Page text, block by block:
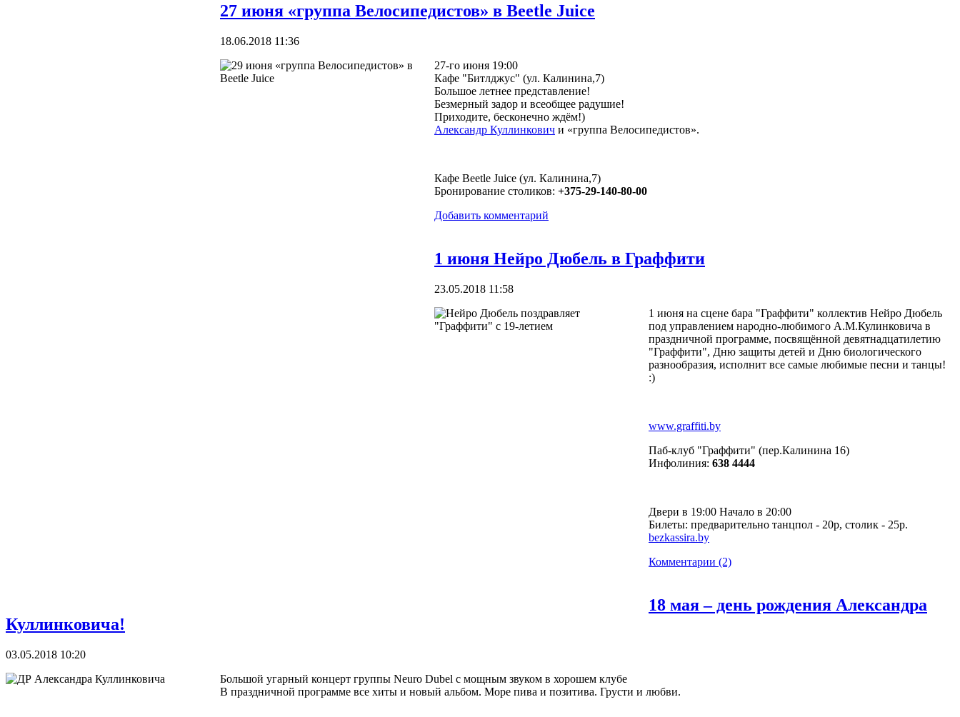
27 июня «группа Велосипедистов» в Beetle Juice
18.06.2018 11:36
27-го июня 19:00
Кафе "Битлджус" (ул. Калинина,7)
Большое летнее представление!
Безмерный задор и всеобщее радушие!
Приходите, бесконечно ждём!)
Александр Куллинкович и «группа Велосипедистов».
Кафе Beetle Juice (ул. Калинина,7)
Бронирование столиков: +375-29-140-80-00
Добавить комментарий
1 июня Нейро Дюбель в Граффити
23.05.2018 11:58
1 июня на сцене бара "Граффити" коллектив Нейро Дюбель
под управлением народно-любимого А.М.Кулинковича в
праздничной программе, посвящённой девятнадцатилетию
"Граффити", Дню защиты детей и Дню биологического
разнообразия, исполнит все самые любимые песни и танцы!
:)
www.graffiti.by
Паб-клуб "Граффити" (пер.Калинина 16)
Инфолиния: 638 4444
Двери в 19:00 Начало в 20:00
Билеты: предварительно танцпол - 20р, столик - 25р.
bezkassira.by
Комментарии (2)
18 мая – день рождения Александра
Куллинковича!
03.05.2018 10:20
Большой угарный концерт группы Neuro Dubel с мощным звуком в хорошем клубе
В праздничной программе все хиты и новый альбом. Море пива и позитива. Грусти и любви.